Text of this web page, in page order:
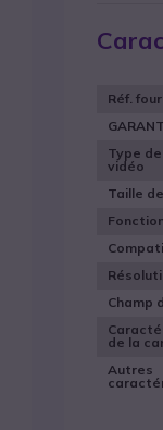
Réf.
Type
vidéo
Taille
Champ
de la
Autres